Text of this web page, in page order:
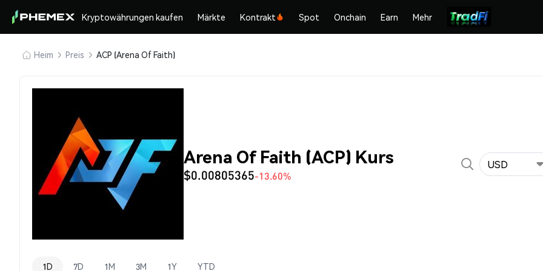
Kryptowährungen kaufen Märkte Kontrakt Spot Onchain Earn Mehr
Heim Preis ACP (Arena Of Faith)
Arena Of Faith (ACP) Kurs
$0.00805365-13.60%
USD
1D 7D 1M 3M 1Y YTD